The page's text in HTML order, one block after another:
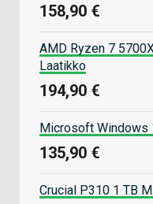
158,90 €
AMD Ryzen 7
Laatikko
194,90 €
Microsoft Windows
135,90 €
Crucial P310 1 TB